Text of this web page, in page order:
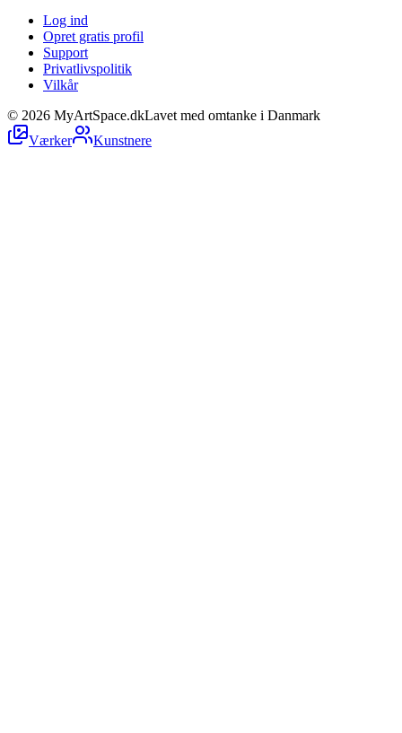
Log ind
Opret gratis profil
Support
Privatlivspolitik
Vilkår
© 2026 MyArtSpace.dkLavet med omtanke i Danmark
Værker
Kunstnere